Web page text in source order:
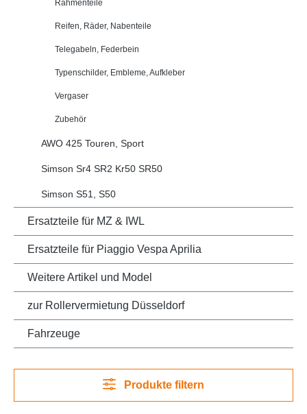
Rahmenteile
Reifen, Räder, Nabenteile
Telegabeln, Federbein
Typenschilder, Embleme, Aufkleber
Vergaser
Zubehör
AWO 425 Touren, Sport
Simson Sr4 SR2 Kr50 SR50
Simson S51, S50
Ersatzteile für MZ & IWL
Ersatzteile für Piaggio Vespa Aprilia
Weitere Artikel und Model
zur Rollervermietung Düsseldorf
Fahrzeuge
Produkte filtern